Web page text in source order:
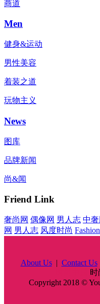
商道
Men
健身&运动
男性美容
着装之道
玩物主义
News
图库
品牌新闻
尚&闻
Friend Link
奢尚网 偶像网 男人志 中奢
网 男人志 风度时尚
About Us| Contact Us
时
Copyright 2018 ©